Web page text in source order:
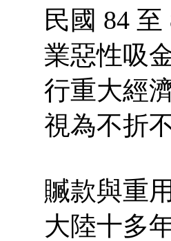
民國 84
業惡性吸
行重大經
視為不折
贓款與重
大陸十多